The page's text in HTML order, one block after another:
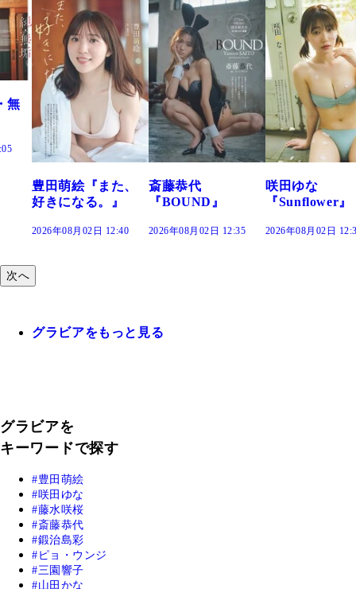
斎藤恭代
『BOUND』
2026年08月02日 12:35
咲田ゆな
『Sunflower』
2026年08月02日 12:30
藤水咲桜『花
だまり』
2026年08月02日
次へ
グラビアをもっと見る
グラビアを
キーワードで探す
豊田萌絵
咲田ゆな
藤水咲桜
斎藤恭代
鍛治島彩
ピョ・ウンジ
三園響子
山田かな